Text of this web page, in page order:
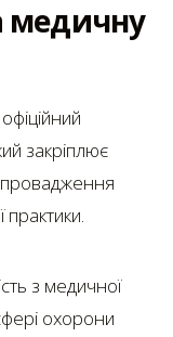
медичну
закріплює
провадження
практики.
з медичної
охорони